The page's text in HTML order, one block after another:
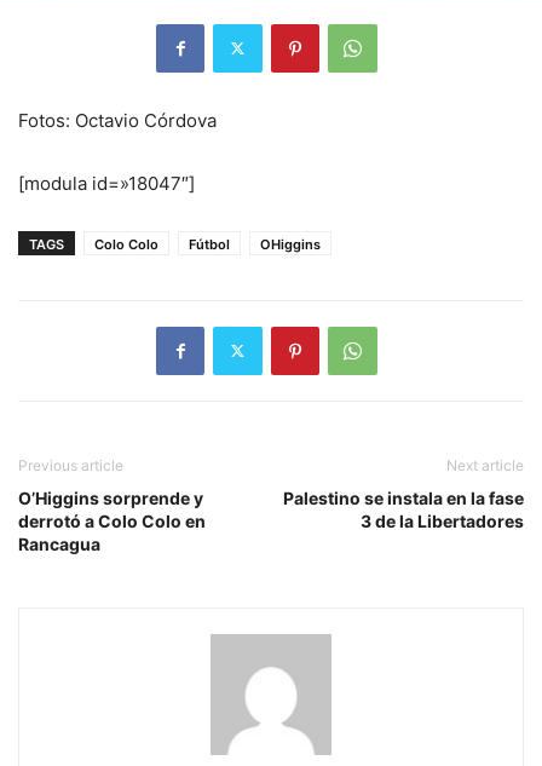
Fotos: Octavio Córdova
[modula id=»18047″]
TAGS Colo Colo Fútbol OHiggins
Previous article
O’Higgins sorprende y
derrotó a Colo Colo en
Rancagua
Next article
Palestino se instala en la fase
3 de la Libertadores